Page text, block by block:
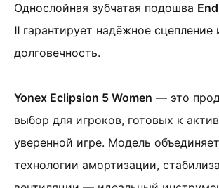
Однослойная зубчатая подошва
II гарантирует надёжное сцепление
долговечность.
Yonex Eclipsion 5 Women — это
выбор для игроков, готовых к
уверенной игре. Модель
технологии амортизации,